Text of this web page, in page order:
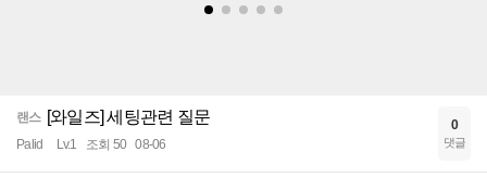
랜스 [와일즈] 세팅관련 질문
Palid Lv.1 조회 50 08-06
0
댓글